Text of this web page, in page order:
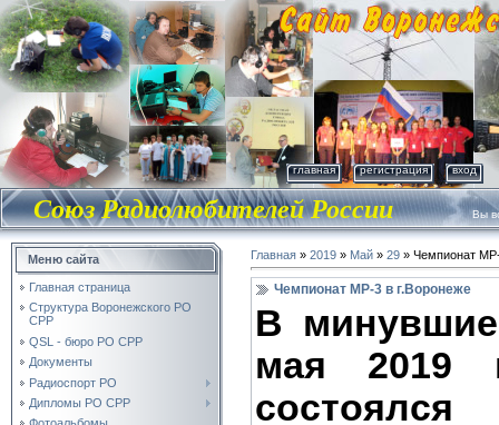
главная регистрация вход
Союз Радиолюбителей России Вы
Меню сайта
Главная страница
Структура Воронежского РО
СРР
QSL - бюро РО СРР
Документы
Радиоспорт РО
Дипломы РО СРР
Главная » 2019 » Май » 29 » Чемпионат
Чемпионат МР-3 в г.Воронеже
В
мая 2019